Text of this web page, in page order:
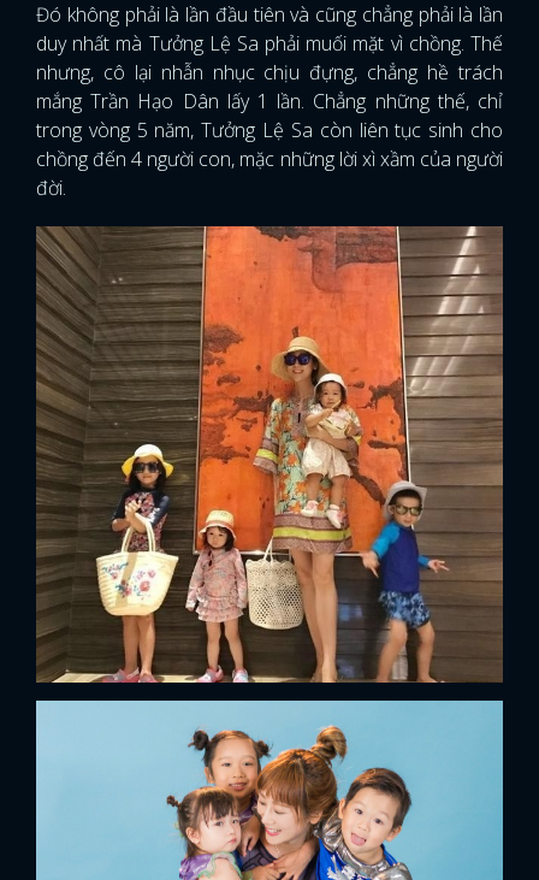
Đó không phải là lần đầu tiên và cũng chẳng phải là lần
duy nhất mà Tưởng Lệ Sa phải muối mặt vì chồng. Thế
nhưng, cô lại nhẫn nhục chịu đựng, chẳng hề trách
mắng Trần Hạo Dân lấy 1 lần. Chẳng những thế, chỉ
trong vòng 5 năm, Tưởng Lệ Sa còn liên tục sinh cho
chồng đến 4 người con, mặc những lời xì xầm của người
đời.